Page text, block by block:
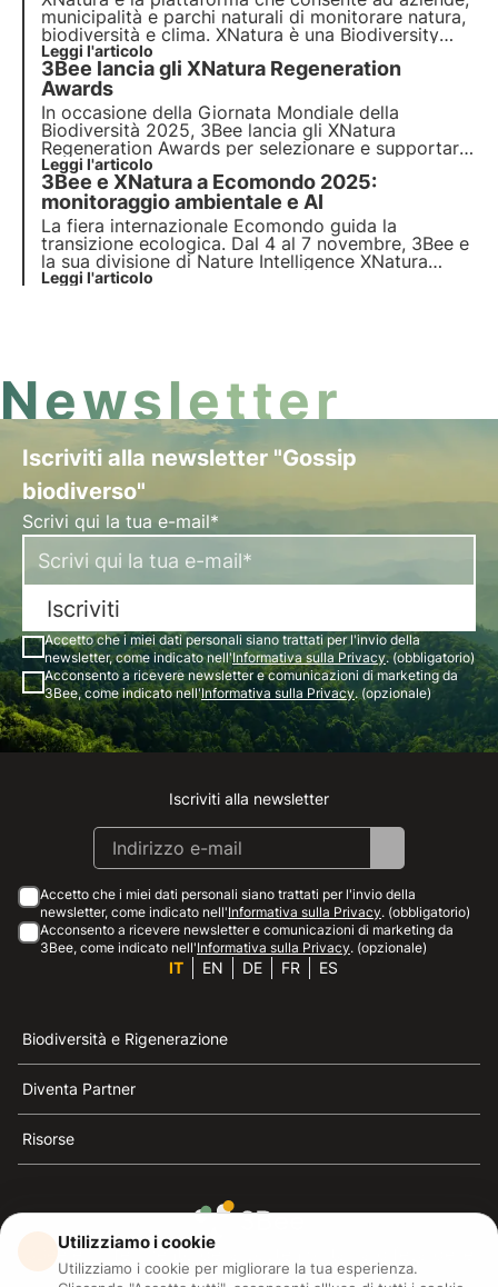
municipalità e parchi naturali di monitorare natura,
biodiversità e clima. XNatura è una Biodiversity
Digital Platform che offre strumenti di analisi e
reporting per decisioni strategiche e conformi alle
normative internazionali.
Leggi l'articolo
3Bee lancia gli XNatura Regeneration
Awards
In occasione della Giornata Mondiale della
Biodiversità 2025, 3Bee lancia gli XNatura
Regeneration Awards per selezionare e supportare
i progetti di rigenerazione ambientale più
meritevoli. L’iniziativa mira a creare nuove Oasi
della Biodiversità, con la possibilità di partecipare
da tutto il mondo.
Leggi l'articolo
3Bee e XNatura a Ecomondo 2025:
monitoraggio ambientale e AI
La fiera internazionale Ecomondo guida la
transizione ecologica. Dal 4 al 7 novembre, 3Bee e
la sua divisione di Nature Intelligence XNatura
saranno a Rimini per presentare le soluzioni data-
Leggi l'articolo
Newsletter
Iscriviti alla newsletter "Gossip
biodiverso"
Scrivi qui la tua e-mail*
Iscriviti
Accetto che i miei dati personali siano trattati per l'invio della
newsletter, come indicato nell'Informativa sulla Privacy. (obbligatorio)
Acconsento a ricevere newsletter e comunicazioni di marketing da
3Bee, come indicato nell'Informativa sulla Privacy. (opzionale)
Instagram
Facebook
Linkedin
Youtube
Iscriviti alla newsletter
Accetto che i miei dati personali siano trattati per l'invio della
newsletter, come indicato nell'Informativa sulla Privacy. (obbligatorio)
Acconsento a ricevere newsletter e comunicazioni di marketing da
3Bee, come indicato nell'Informativa sulla Privacy. (opzionale)
IT EN DE FR ES
Biodiversità e Rigenerazione
Diventa Partner
Risorse
3Bee è il riferimento della sostenibilità, la difesa delle
api e della biodiversità
Utilizziamo i cookie
Utilizziamo i cookie per migliorare la tua esperienza.